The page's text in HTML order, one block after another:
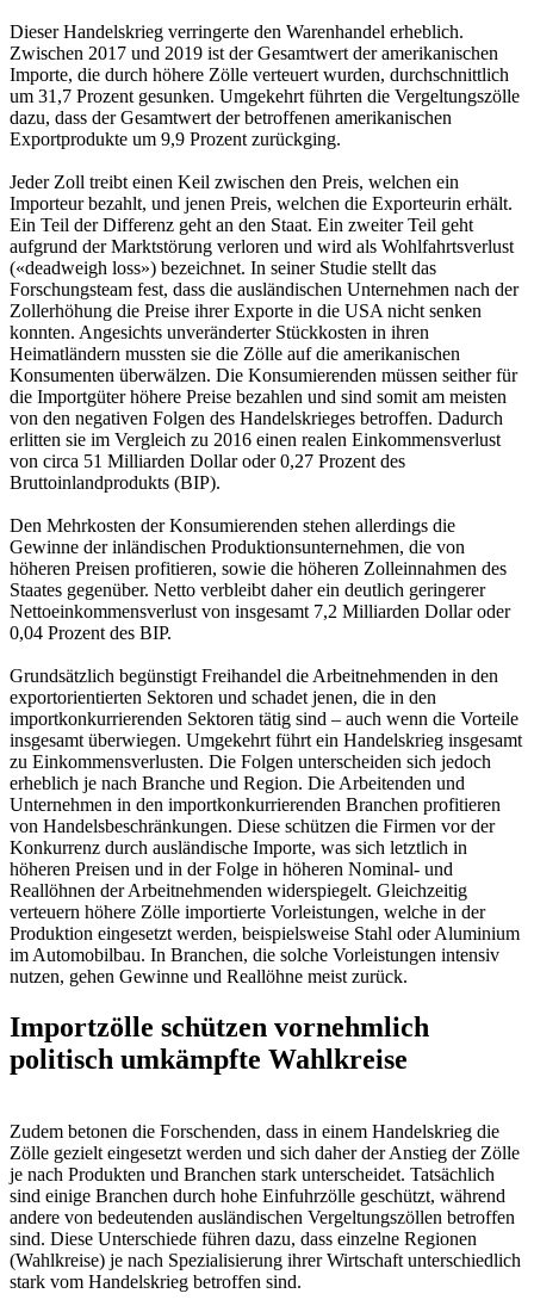
Dieser Handelskrieg verringerte den Warenhandel erheblich.
Zwischen 2017 und 2019 ist der Gesamtwert der amerikanischen
Importe, die durch höhere Zölle verteuert wurden, durchschnittlich
um 31,7 Prozent gesunken. Umgekehrt führten die Vergeltungszölle
dazu, dass der Gesamtwert der betroffenen amerikanischen
Exportprodukte um 9,9 Prozent zurückging.
Jeder Zoll treibt einen Keil zwischen den Preis, welchen ein
Importeur bezahlt, und jenen Preis, welchen die Exporteurin erhält.
Ein Teil der Differenz geht an den Staat. Ein zweiter Teil geht
aufgrund der Marktstörung verloren und wird als Wohlfahrtsverlust
(«deadweigh loss») bezeichnet. In seiner Studie stellt das
Forschungsteam fest, dass die ausländischen Unternehmen nach der
Zollerhöhung die Preise ihrer Exporte in die USA nicht senken
konnten. Angesichts unveränderter Stückkosten in ihren
Heimatländern mussten sie die Zölle auf die amerikanischen
Konsumenten überwälzen. Die Konsumierenden müssen seither für
die Importgüter höhere Preise bezahlen und sind somit am meisten
von den negativen Folgen des Handelskrieges betroffen. Dadurch
erlitten sie im Vergleich zu 2016 einen realen Einkommensverlust
von circa 51 Milliarden Dollar oder 0,27 Prozent des
Bruttoinlandprodukts (BIP).
Den Mehrkosten der Konsumierenden stehen allerdings die
Gewinne der inländischen Produktionsunternehmen, die von
höheren Preisen profitieren, sowie die höheren Zolleinnahmen des
Staates gegenüber. Netto verbleibt daher ein deutlich geringerer
Nettoeinkommensverlust von insgesamt 7,2 Milliarden Dollar oder
0,04 Prozent des BIP.
Grundsätzlich begünstigt Freihandel die Arbeitnehmenden in den
exportorientierten Sektoren und schadet jenen, die in den
importkonkurrierenden Sektoren tätig sind – auch wenn die Vorteile
insgesamt überwiegen. Umgekehrt führt ein Handelskrieg insgesamt
zu Einkommensverlusten. Die Folgen unterscheiden sich jedoch
erheblich je nach Branche und Region. Die Arbeitenden und
Unternehmen in den importkonkurrierenden Branchen profitieren
von Handelsbeschränkungen. Diese schützen die Firmen vor der
Konkurrenz durch ausländische Importe, was sich letztlich in
höheren Preisen und in der Folge in höheren Nominal- und
Reallöhnen der Arbeitnehmenden widerspiegelt. Gleichzeitig
verteuern höhere Zölle importierte Vorleistungen, welche in der
Produktion eingesetzt werden, beispielsweise Stahl oder Aluminium
im Automobilbau. In Branchen, die solche Vorleistungen intensiv
nutzen, gehen Gewinne und Reallöhne meist zurück.
Importzölle schützen vornehmlich
politisch umkämpfte Wahlkreise
Zudem betonen die Forschenden, dass in einem Handelskrieg die
Zölle gezielt eingesetzt werden und sich daher der Anstieg der Zölle
je nach Produkten und Branchen stark unterscheidet. Tatsächlich
sind einige Branchen durch hohe Einfuhrzölle geschützt, während
andere von bedeutenden ausländischen Vergeltungszöllen betroffen
sind. Diese Unterschiede führen dazu, dass einzelne Regionen
(Wahlkreise) je nach Spezialisierung ihrer Wirtschaft unterschiedlich
stark vom Handelskrieg betroffen sind.